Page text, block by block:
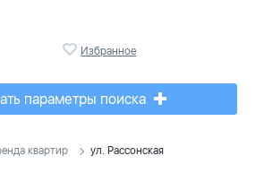
Избранное
параметры поиска
квартир ул. Рассонская